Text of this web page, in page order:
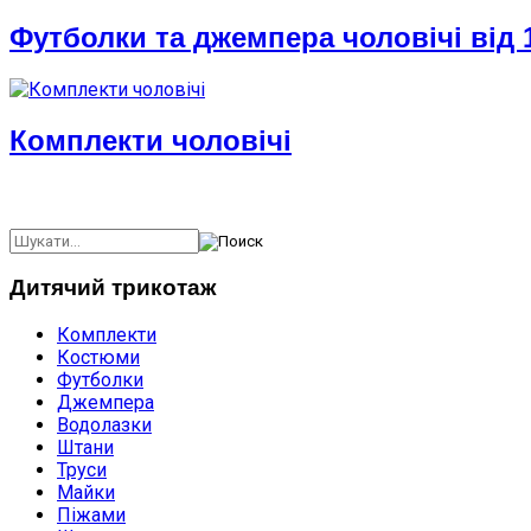
Футболки та джемпера чоловічі від
Комплекти чоловічі
Дитячий трикотаж
Комплекти
Костюми
Футболки
Джемпера
Водолазки
Штани
Труси
Майки
Піжами